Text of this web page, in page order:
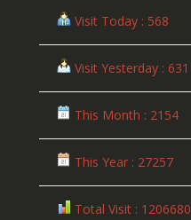
Visit Today : 568
Visit Yesterday : 631
This Month : 2154
This Year : 27257
Total Visit : 1206680